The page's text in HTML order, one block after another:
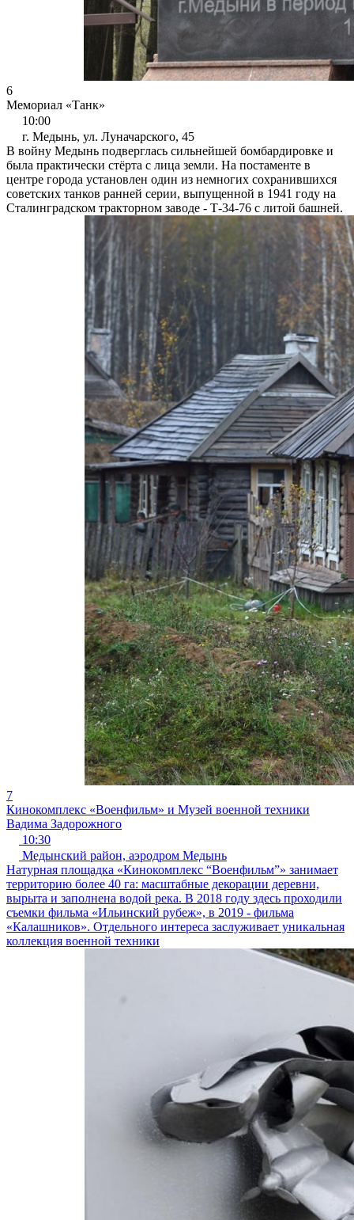
6
Мемориал «Танк»
10:00
г. Медынь, ул. Луначарского, 45
В войну Медынь подверглась сильнейшей бомбардировке и
была практически стёрта с лица земли. На постаменте в
центре города установлен один из немногих сохранившихся
советских танков ранней серии, выпущенной в 1941 году на
Сталинградском тракторном заводе - Т-34-76 с литой башней.
7
Кинокомплекс «Военфильм» и Музей военной техники
Вадима Задорожного
10:30
Медынский район, аэродром Медынь
Натурная площадка «Кинокомплекс “Военфильм”» занимает
территорию более 40 га: масштабные декорации деревни,
вырыта и заполнена водой река. В 2018 году здесь проходили
съемки фильма «Ильинский рубеж», в 2019 - фильма
«Калашников». Отдельного интереса заслуживает уникальная
коллекция военной техники